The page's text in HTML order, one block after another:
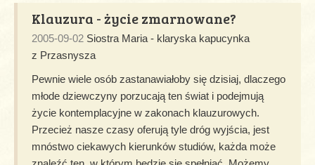
Klauzura - życie zmarnowane?
2005-09-02 Siostra Maria - klaryska kapucynka
z Przasnysza
Pewnie wiele osób zastanawiałoby się dzisiaj, dlaczego
młode dziewczyny porzucają ten świat i podejmują
życie kontemplacyjne w zakonach klauzurowych.
Przecież nasze czasy oferują tyle dróg wyjścia, jest
mnóstwo ciekawych kierunków studiów, każda może